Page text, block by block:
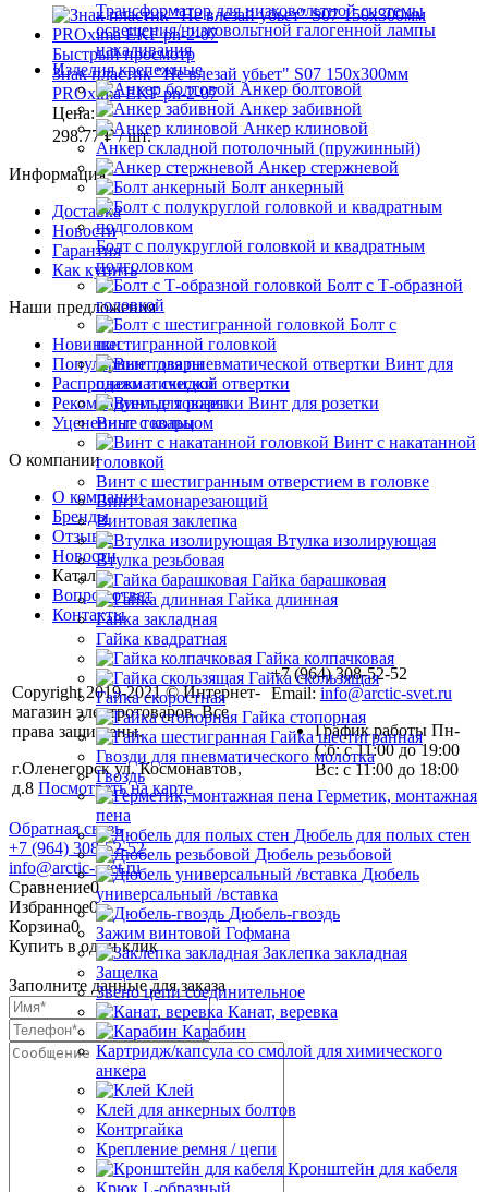
Трансформатор для низковольтной системы
освещения/низковольтной галогенной лампы
накаливания
Изделия крепежные
Анкер болтовой
Анкер забивной
Анкер клиновой
Анкер складной потолочный (пружинный)
Анкер стержневой
Болт анкерный
Болт с полукруглой головкой и квадратным
подголовком
Болт с Т-образной
головкой
Болт с
шестигранной головкой
Винт для
пневматической отвертки
Винт для розетки
Винт с кольцом
Винт с накатанной
головкой
Винт с шестигранным отверстием в головке
Винт самонарезающий
Винтовая заклепка
Втулка изолирующая
Втулка резьбовая
Гайка барашковая
Гайка длинная
Гайка закладная
Гайка квадратная
Гайка колпачковая
Гайка скользящая
Гайка скоростная
Гайка стопорная
Гайка шестигранная
Гвозди для пневматического молотка
Гвоздь
Герметик, монтажная
пена
Дюбель для полых стен
Дюбель резьбовой
Дюбель
универсальный /вставка
Дюбель-гвоздь
Зажим винтовой Гофмана
Заклепка закладная
Защелка
Звено цепи соединительное
Канат, веревка
Карабин
Картридж/капсула со смолой для химического
анкера
Клей
Клей для анкерных болтов
Контргайка
Крепление ремня / цепи
Кронштейн для кабеля
Крюк L-образный
Быстрый просмотр
Знак пластик "Не влезай убьет" S07 150х300мм
PROxima EKF pn-2-07
Цена:
298.77 ₽/ шт.
Информация
Доставка
Новости
Гарантия
Как купить
Наши предложения
Новинки
Популярные товары
Распродажи и скидки
Рекомендуемые товары
Уцененные товары
О компании
О компании
Бренды
Отзывы
Новости
Каталог
Вопрос ответ
Контакты
Copyright 2019-2021 © Интернет-
магазин электротоваров. Все
права защищены.
г.Оленегорск ул. Космонавтов,
д.8 Посмотреть на карте
+7 (964) 308-52-52
Email: info@arctic-svet.ru
График работы Пн-
Сб: с 11:00 до 19:00
Вс: с 11:00 до 18:00
Обратная связь
+7 (964) 308-52-52
info@arctic-svet.ru
Сравнение0
Избранное0
Корзина0
Купить в один клик
Заполните данные для заказа